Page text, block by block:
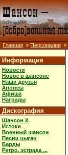
Главная » Персоналии »
Информация
Новости
Новое в шансоне
Наши друзья
Анонсы
Афиша
Награды
Дискография
Шансон X
Истоки
Военный шансон
Песни цыган
Барды
Ретро, эстрада ...